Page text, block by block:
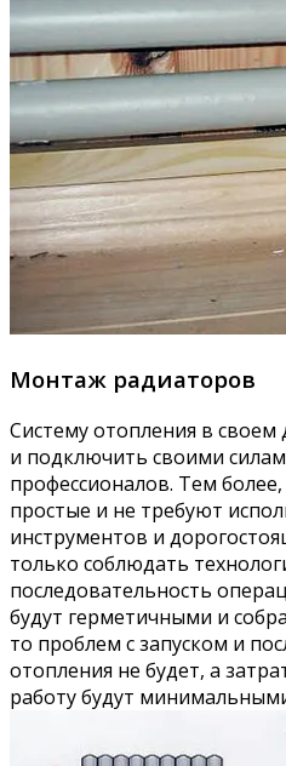
Монтаж радиаторов
Систему отопления в
и подключить своими
профессионалов. Тем
простые и не требуют
инструментов и
только соблюдать
последовательность
будут герметичными и
то проблем с запуском и
отопления не будет, а
работу будут